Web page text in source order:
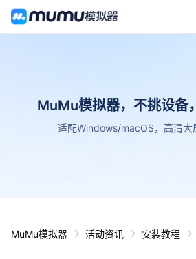
MuMu模拟器，不挑设备
适配Windows/macOS，高清大
MuMu模拟器 活动资讯 安装教程